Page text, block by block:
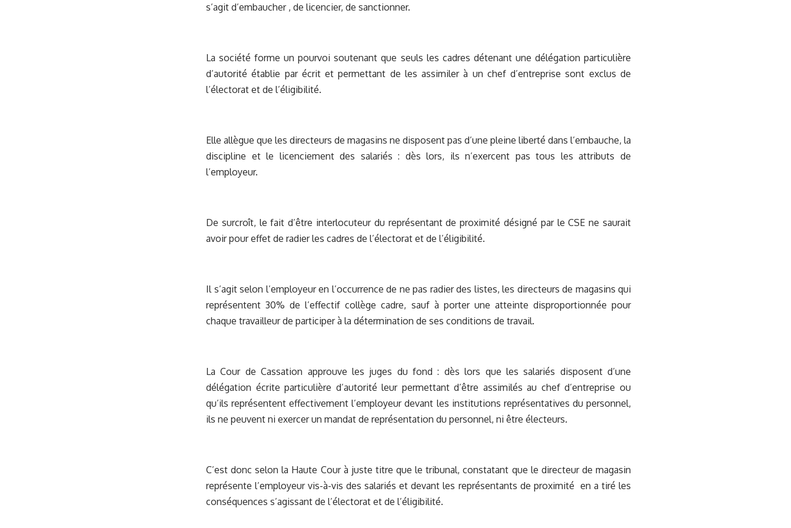
s’agit d’embaucher , de licencier, de sanctionner.
La société forme un pourvoi soutenant que seuls les cadres détenant une délégation particulière
d’autorité établie par écrit et permettant de les assimiler à un chef d’entreprise sont exclus de
l’électorat et de l’éligibilité.
Elle allègue que les directeurs de magasins ne disposent pas d’une pleine liberté dans l’embauche, la
discipline et le licenciement des salariés : dès lors, ils n’exercent pas tous les attributs de
l’employeur.
De surcroît, le fait d’être interlocuteur du représentant de proximité désigné par le CSE ne saurait
avoir pour effet de radier les cadres de l’électorat et de l’éligibilité.
Il s’agit selon l’employeur en l’occurrence de ne pas radier des listes, les directeurs de magasins qui
représentent 30% de l’effectif collège cadre, sauf à porter une atteinte disproportionnée pour
chaque travailleur de participer à la détermination de ses conditions de travail.
La Cour de Cassation approuve les juges du fond : dès lors que les salariés disposent d’une
délégation écrite particulière d’autorité leur permettant d’être assimilés au chef d’entreprise ou
qu’ils représentent effectivement l’employeur devant les institutions représentatives du personnel,
ils ne peuvent ni exercer un mandat de représentation du personnel, ni être électeurs.
C’est donc selon la Haute Cour à juste titre que le tribunal, constatant que le directeur de magasin
représente l’employeur vis-à-vis des salariés et devant les représentants de proximité en a tiré les
conséquences s’agissant de l’électorat et de l’éligibilité.